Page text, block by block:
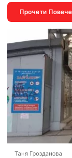
Прочети
Таня Грозданова